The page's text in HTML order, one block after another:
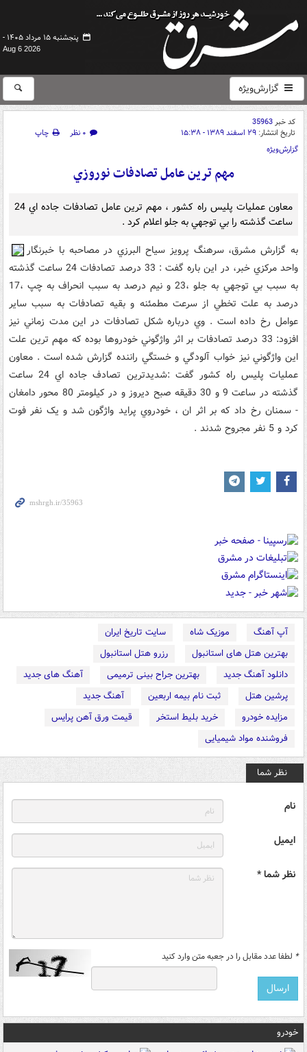
پنجشنبه ۱۵ مرداد ۱۴۰۵ -
Aug 6 2026
گزارش‌ویژه
کد خبر35963
تاریخ انتشار: ۲۹ اسفند ۱۳۸۹ - ۱۵:۳۸ ۰ نظر
چاپ
گزارش‌ویژه
مهم ترين عامل تصادفات نوروزي
معاون عمليات پليس راه کشور ، ‌مهم ترين عامل تصادفات جاده اي 24
ساعت گذشته را بي توجهي به جلو اعلام کرد .
به گزارش مشرق، سرهنگ پرويز سياح البرزي در مصاحبه با خبرنگار
واحد مرکزي خبر، در اين باره گفت :‌ 33 درصد تصادفات 24 ساعت گذشته
به سبب بي توجهي به جلو ،‌23 و نيم درصد به سبب انحراف به چپ ،‌17
درصد به علت تخطي از سرعت مطمئنه و بقيه تصادفات به سبب ساير
عوامل رخ داده است . وي درباره شکل تصادفات در اين مدت زماني نيز
افزود: ‌33 درصد تصادفات بر اثر واژگوني خودروها بوده که مهم ترين علت
اين واژگوني نيز خواب آلودگي و خستگي راننده گزارش شده است . معاون
عمليات پليس راه کشور گفت :‌شديدترين تصادف جاده اي 24 ساعت
گذشته در ساعت 9 و 30 دقيقه صبح ديروز و در کيلومتر 80 محور دامغان
- سمنان رخ داد که بر اثر ان ، خودروي پرايد واژگون شد و يک نفر فوت
کرد و 5 نفر مجروح شدند .
آپ آهنگ موزیک شاه
سایت تاریخ ایران
بهترین هتل های استانبول
رزرو هتل استانبول
دانلود آهنگ جدید
بهترین جراح بینی ترمیمی
آهنگ های جدید
پرشین هتل
ثبت نام بیمه اربعین
آهنگ جدید
مزایده خودرو
خرید بلیط استخر
قیمت ورق آهن پرایس
فروشنده مواد شیمیایی
نظر شما
نام
ایمیل
نظر شما *
* لطفا عدد مقابل را در جعبه متن وارد کنید
خودرو